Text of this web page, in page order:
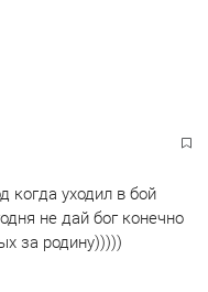
когда уходил в бой
не дай бог конечно
за родину)))))